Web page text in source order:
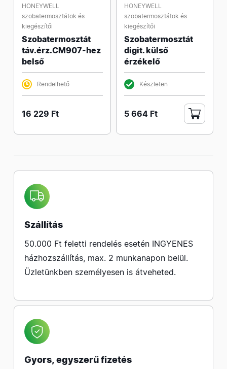
HONEYWELL
szobatermosztátok és
kiegészítői
Szobatermosztát
táv.érz.CM907-hez
belső
Rendelhető
16 229 Ft
HONEYWELL
szobatermosztátok és
kiegészítői
Szobatermosztát
digit. külső
érzékelő
Készleten
5 664 Ft
Szállítás
50.000 Ft feletti rendelés esetén INGYENES
házhozszállítás, max. 2 munkanapon belül.
Üzletünkben személyesen is átveheted.
Gyors, egyszerű fizetés